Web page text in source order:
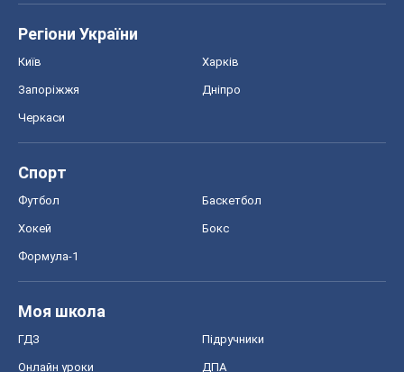
Регіони України
Київ Харків
Запоріжжя Дніпро
Черкаси
Спорт
Футбол Баскетбол
Хокей Бокс
Формула-1
Моя школа
ГДЗ Підручники
Онлайн уроки ДПА